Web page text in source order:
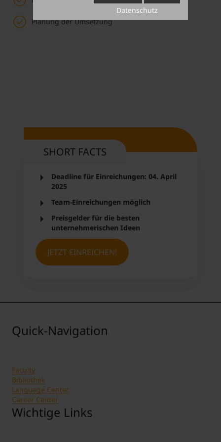
Planung der Umsetzung
SHORT FACTS
Deadline für Einreichungen: 04. April
2025
Team-Einreichungen möglich
Preisgelder für die besten
unternehmerischen Ideen
JETZT EINREICHEN!
Quick-Navigation
Faculty
Bibliothek
Language Center
Career Center
Wichtige Links
Datenschutz